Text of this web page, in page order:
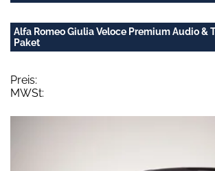
Alfa Romeo Giulia Veloce Premium Audio &
Paket
Preis:
MWSt: